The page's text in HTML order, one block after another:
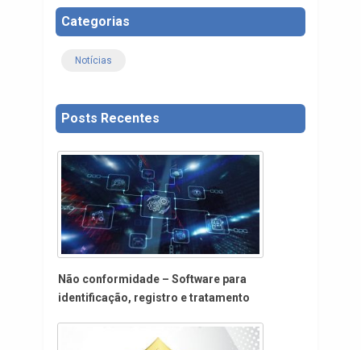
Categorias
Notícias
Posts Recentes
Não conformidade – Software para
identificação, registro e tratamento